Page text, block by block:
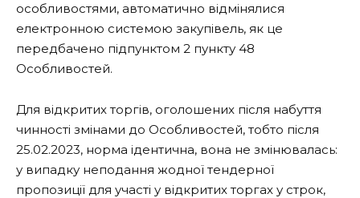
особливостями, автоматично відмінялися
електронною системою закупівель, як це
передбачено підпунктом 2 пункту 48
Особливостей.
Для відкритих торгів, оголошених після набуття
чинності змінами до Особливостей, тобто після
25.02.2023, норма ідентична, вона не змінювалась:
у випадку неподання жодної тендерної
пропозиції для участі у відкритих торгах у строк,